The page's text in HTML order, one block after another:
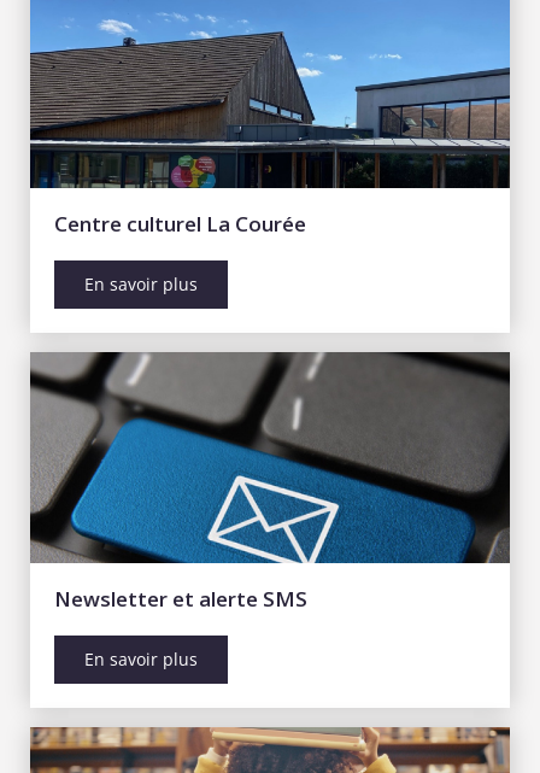
Centre culturel La Courée
En savoir plus
Newsletter et alerte SMS
En savoir plus